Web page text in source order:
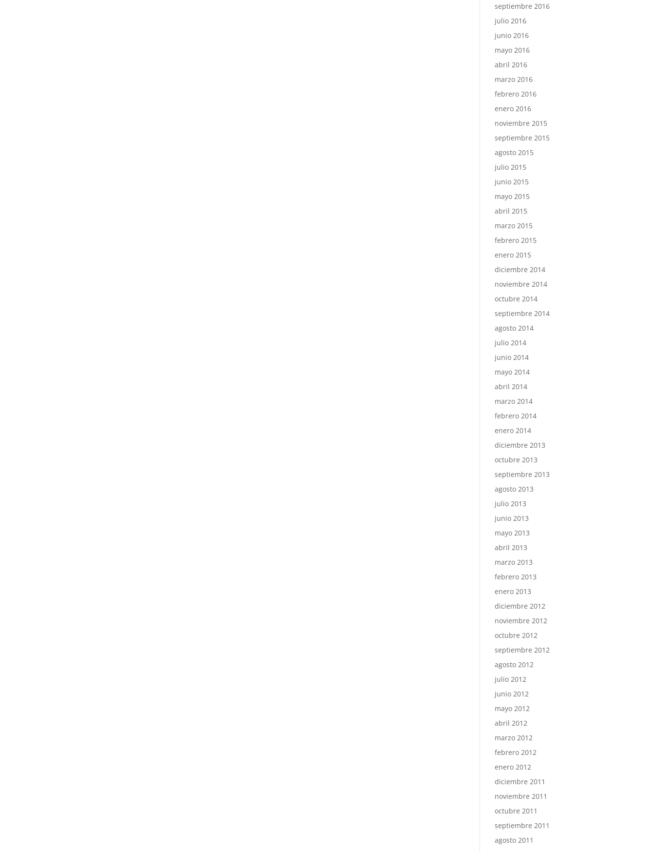
septiembre 2016
julio 2016
junio 2016
mayo 2016
abril 2016
marzo 2016
febrero 2016
enero 2016
noviembre 2015
septiembre 2015
agosto 2015
julio 2015
junio 2015
mayo 2015
abril 2015
marzo 2015
febrero 2015
enero 2015
diciembre 2014
noviembre 2014
octubre 2014
septiembre 2014
agosto 2014
julio 2014
junio 2014
mayo 2014
abril 2014
marzo 2014
febrero 2014
enero 2014
diciembre 2013
octubre 2013
septiembre 2013
agosto 2013
julio 2013
junio 2013
mayo 2013
abril 2013
marzo 2013
febrero 2013
enero 2013
diciembre 2012
noviembre 2012
octubre 2012
septiembre 2012
agosto 2012
julio 2012
junio 2012
mayo 2012
abril 2012
marzo 2012
febrero 2012
enero 2012
diciembre 2011
noviembre 2011
octubre 2011
septiembre 2011
agosto 2011